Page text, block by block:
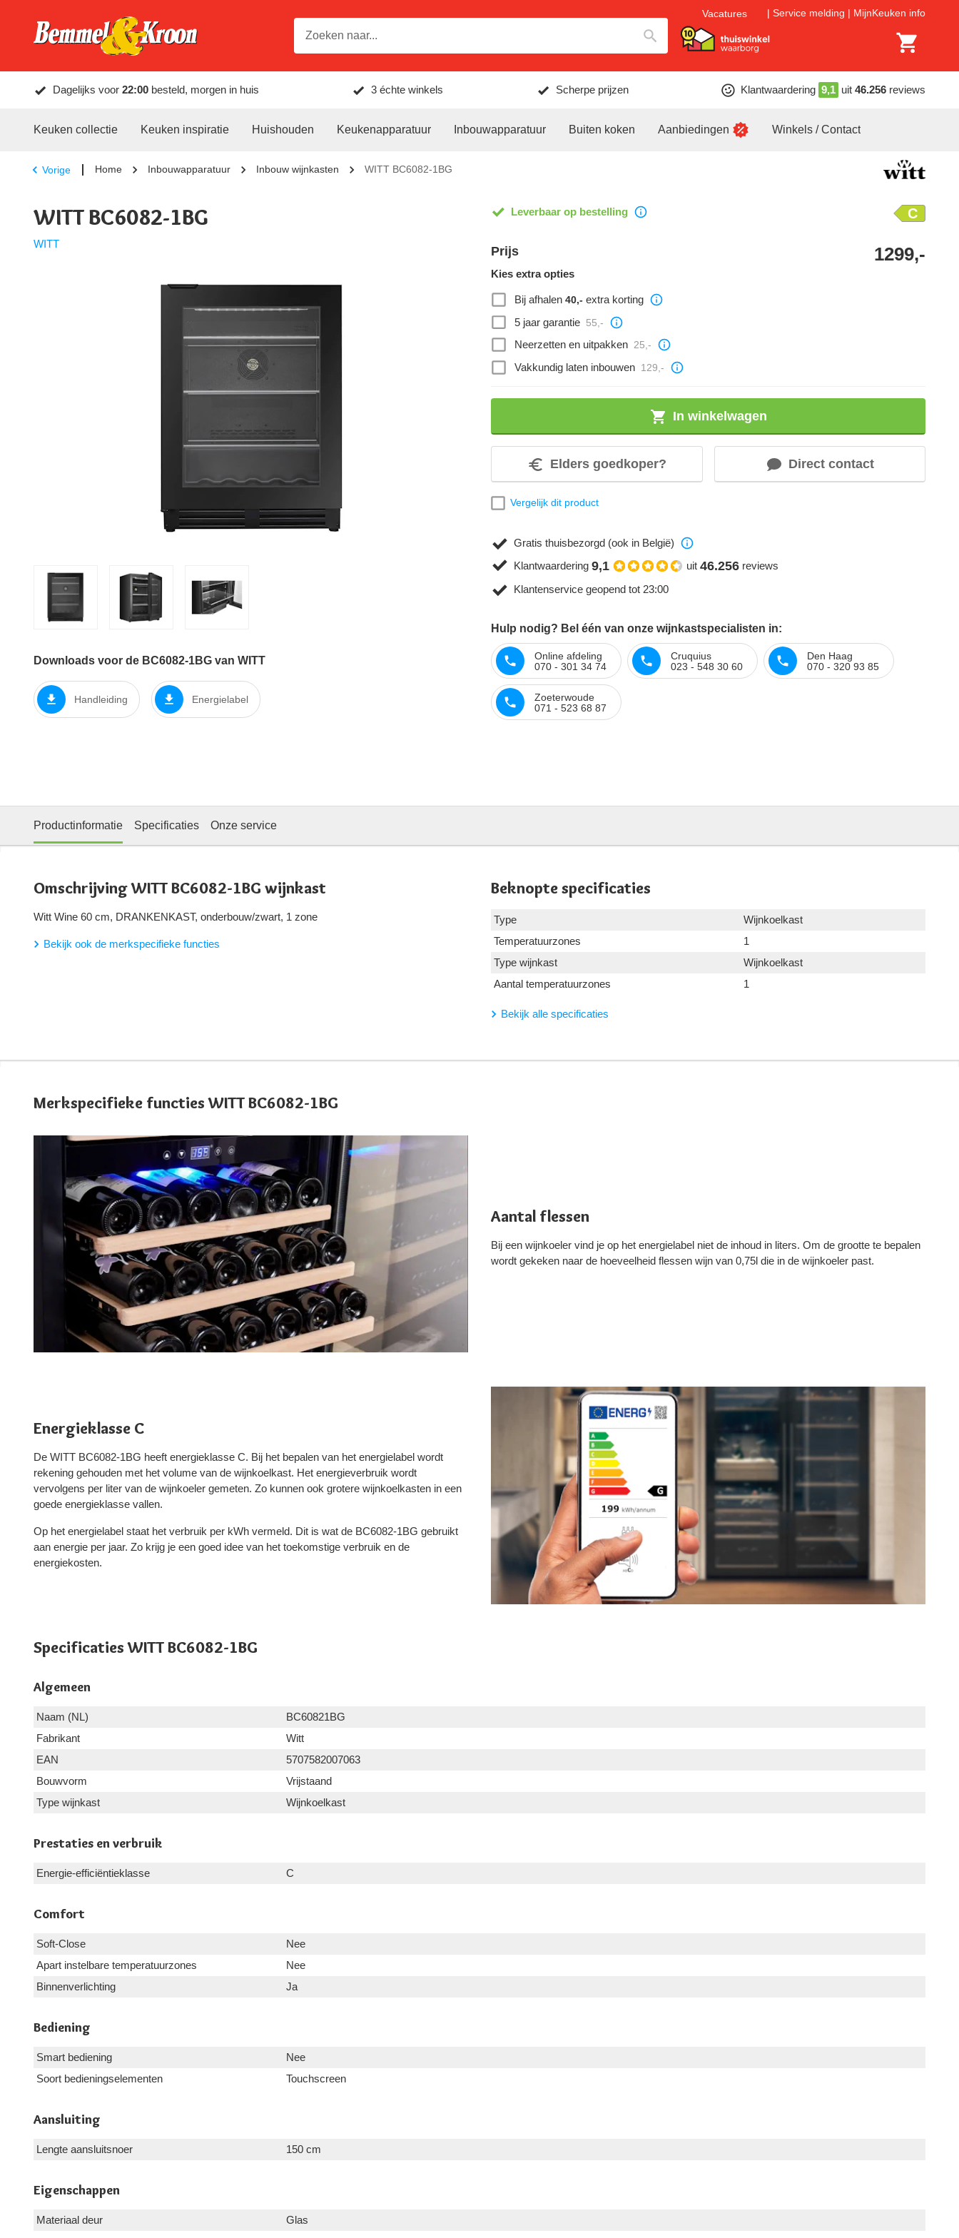
Vacatures Service melding MijnKeuken info
Dagelijks voor 22:00 besteld, morgen in huis 3 échte winkels Scherpe prijzen Klantwaardering 9,1 uit 46.256 reviews
Keuken collectie Keuken inspiratie Huishouden Keukenapparatuur Inbouwapparatuur Buiten koken Aanbiedingen Winkels / Contact
Vorige Home Inbouwapparatuur Inbouw wijnkasten WITT BC6082-1BG
WITT BC6082-1BG
WITT
Downloads voor de BC6082-1BG van WITT
Handleiding Energielabel
Leverbaar op bestelling C
Prijs 1299,-
Kies extra opties
Bij afhalen 40,- extra korting
5 jaar garantie 55,-
Neerzetten en uitpakken 25,-
Vakkundig laten inbouwen 129,-
In winkelwagen
Elders goedkoper? Direct contact
Vergelijk dit product
Gratis thuisbezorgd (ook in België)
Klantwaardering 9,1 uit 46.256 reviews
Klantenservice geopend tot 23:00
Hulp nodig? Bel één van onze wijnkastspecialisten in:
Online afdeling
070 - 301 34 74
Cruquius
023 - 548 30 60
Den Haag
070 - 320 93 85
Zoeterwoude
071 - 523 68 87
Productinformatie Specificaties Onze service
Omschrijving WITT BC6082-1BG wijnkast
Witt Wine 60 cm, DRANKENKAST, onderbouw/zwart, 1 zone
Bekijk ook de merkspecifieke functies
Beknopte specificaties
Type
Wijnkoelkast
Temperatuurzones
1
Type wijnkast
Wijnkoelkast
Aantal temperatuurzones
1
Bekijk alle specificaties
Merkspecifieke functies WITT BC6082-1BG
Aantal flessen
Bij een wijnkoeler vind je op het energielabel niet de inhoud in liters. Om de grootte te bepalen
wordt gekeken naar de hoeveelheid flessen wijn van 0,75l die in de wijnkoeler past.
Energieklasse C
De WITT BC6082-1BG heeft energieklasse C. Bij het bepalen van het energielabel wordt
rekening gehouden met het volume van de wijnkoelkast. Het energieverbruik wordt
vervolgens per liter van de wijnkoeler gemeten. Zo kunnen ook grotere wijnkoelkasten in een
goede energieklasse vallen.
Op het energielabel staat het verbruik per kWh vermeld. Dit is wat de BC6082-1BG gebruikt
aan energie per jaar. Zo krijg je een goed idee van het toekomstige verbruik en de
energiekosten.
Specificaties WITT BC6082-1BG
Algemeen
Naam (NL)
BC60821BG
Fabrikant
Witt
EAN
5707582007063
Bouwvorm
Vrijstaand
Type wijnkast
Wijnkoelkast
Prestaties en verbruik
Energie-efficiëntieklasse C
Comfort
Soft-Close
Nee
Apart instelbare temperatuurzones
Nee
Binnenverlichting
Ja
Bediening
Smart bediening
Nee
Soort bedieningselementen
Touchscreen
Aansluiting
Lengte aansluitsnoer 150 cm
Eigenschappen
Materiaal deur Glas